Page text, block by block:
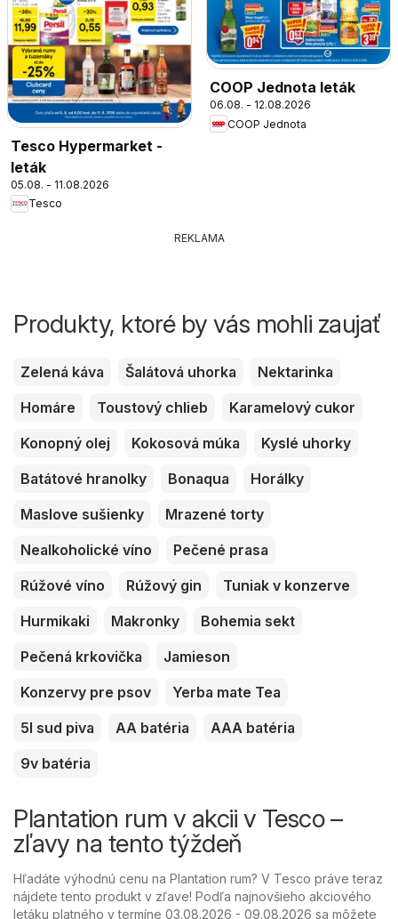
Tesco Hypermarket -
leták
05.08. - 11.08.2026
Tesco
COOP Jednota leták
06.08. - 12.08.2026
COOP Jednota
REKLAMA
Produkty, ktoré by vás mohli zaujať
Zelená káva Šalátová uhorka
Nektarinka
Homáre
Toustový chlieb
Karamelový cukor
Konopný olej
Kokosová múka
Kyslé uhorky
Batátové hranolky
Bonaqua
Horálky
Maslove sušienky
Mrazené torty
Nealkoholické víno
Pečené prasa
Rúžové víno
Rúžový gin
Tuniak v konzerve
Hurmikaki
Makronky
Bohemia sekt
Pečená krkovička
Jamieson
Konzervy pre psov
Yerba mate Tea
5l sud piva
AA batéria
AAA batéria
9v batéria
Plantation rum v akcii v Tesco –
zľavy na tento týždeň
Hľadáte výhodnú cenu na Plantation rum? V Tesco práve teraz
nájdete tento produkt v zľave! Podľa najnovšieho akciového
letáku platného v termíne 03.08.2026 - 09.08.2026 sa môžete